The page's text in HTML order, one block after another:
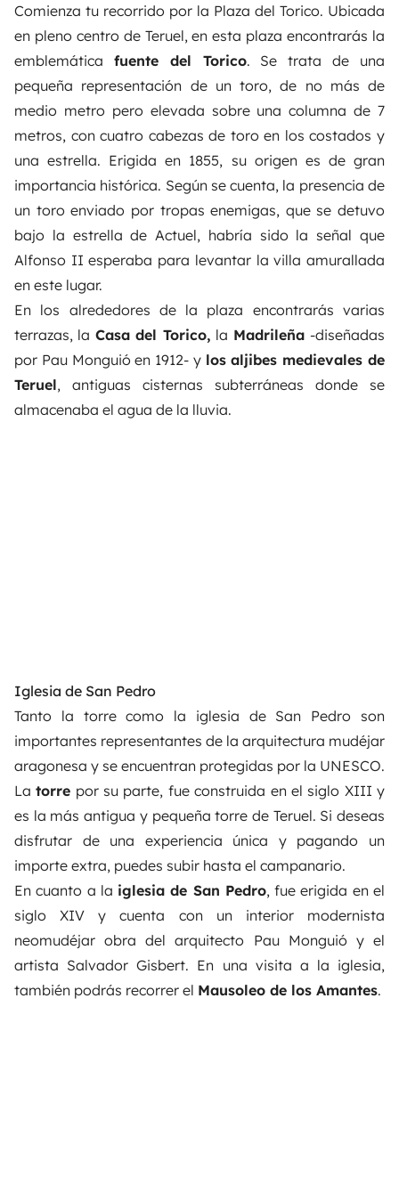
Comienza tu recorrido por la Plaza del Torico. Ubicada
en pleno centro de Teruel, en esta plaza encontrarás la
emblemática fuente del Torico. Se trata de una
pequeña representación de un toro, de no más de
medio metro pero elevada sobre una columna de 7
metros, con cuatro cabezas de toro en los costados y
una estrella. Erigida en 1855, su origen es de gran
importancia histórica. Según se cuenta, la presencia de
un toro enviado por tropas enemigas, que se detuvo
bajo la estrella de Actuel, habría sido la señal que
Alfonso II esperaba para levantar la villa amurallada
en este lugar.
En los alrededores de la plaza encontrarás varias
terrazas, la Casa del Torico, la Madrileña-diseñadas
por Pau Monguió en 1912- y los aljibes medievales de
Teruel, antiguas cisternas subterráneas donde se
almacenaba el agua de la lluvia.
Iglesia de San Pedro
Tanto la torre como la iglesia de San Pedro son
importantes representantes de la arquitectura mudéjar
aragonesa y se encuentran protegidas por la UNESCO.
Latorre por su parte, fue construida en el siglo XIII y
es la más antigua y pequeña torre de Teruel. Si deseas
disfrutar de una experiencia única y pagando un
importe extra, puedes subir hasta el campanario.
En cuanto a la iglesia de San Pedro, fue erigida en el
siglo XIV y cuenta con un interior modernista
neomudéjar obra del arquitecto Pau Monguió y el
artista Salvador Gisbert. En una visita a la iglesia,
también podrás recorrer el Mausoleo de los Amantes.